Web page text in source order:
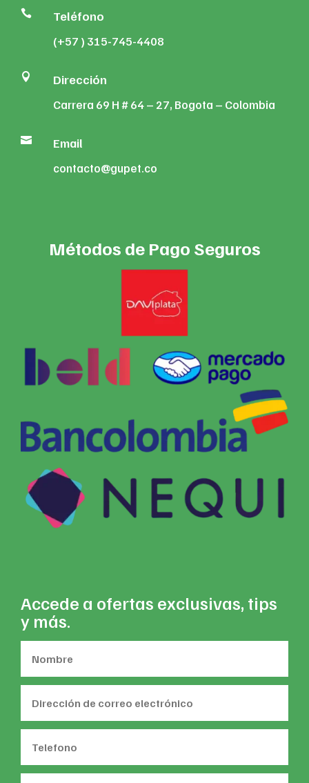
 Teléfono
(+57 ) 315-745-4408
 Dirección
Carrera 69 H # 64 – 27, Bogota – Colombia
 Email
contacto@gupet.co
Métodos de Pago Seguros
Accede a ofertas exclusivas, tips
y más.